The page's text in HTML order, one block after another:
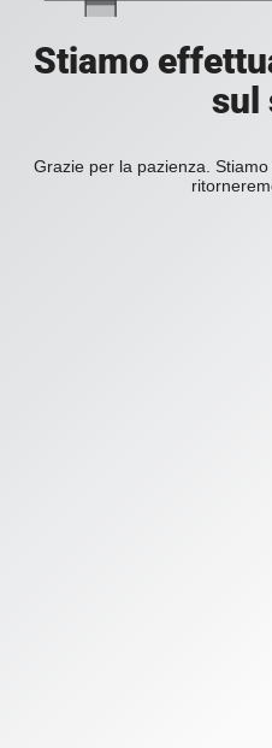
Stiamo
sul
Grazie per la pazienza.